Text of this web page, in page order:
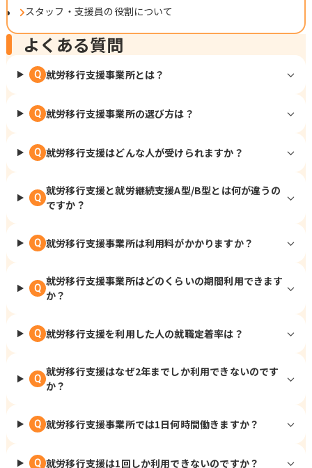
スタッフ・支援員の役割について
よくある質問
Q 就労移行支援事業所とは？
Q 就労移行支援事業所の選び方は？
Q 就労移行支援はどんな人が受けられますか？
Q
就労移行支援と就労継続支援A型/B型とは何が違うの
ですか？
Q 就労移行支援事業所は利用料がかかりますか？
Q
就労移行支援事業所はどのくらいの期間利用できます
か？
Q 就労移行支援を利用した人の就職定着率は？
Q
就労移行支援はなぜ2年までしか利用できないのです
か？
Q 就労移行支援事業所では1日何時間働きますか？
Q 就労移行支援は1回しか利用できないのですか？